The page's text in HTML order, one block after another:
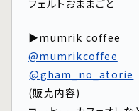
フェルトおままごと
▶mumrik coffee
@mumrikcoffee
⁡@gham_no_atorie
(販売内容)